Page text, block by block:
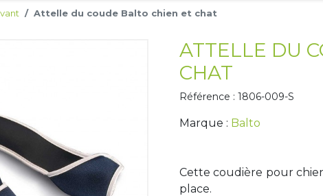
Attelle du coude Balto chien et chat
ATTELLE DU
CHAT
Référence : 1806-009-S
Marque : Balto
Cette coudière pour
place.